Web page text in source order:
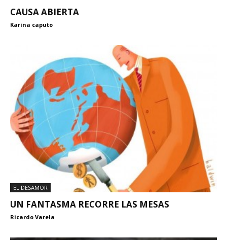
CAUSA ABIERTA
Karina caputo
EL DESAMOR
UN FANTASMA RECORRE LAS MESAS
Ricardo Varela